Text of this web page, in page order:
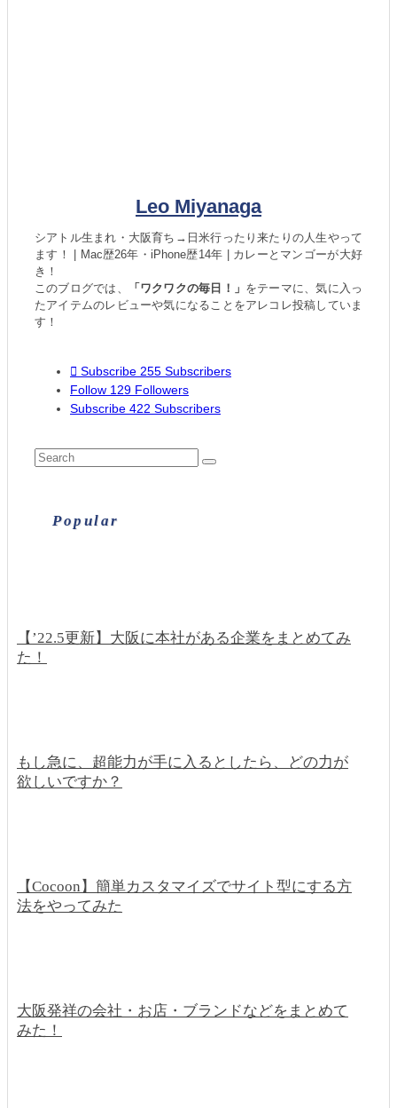
Leo Miyanaga
シアトル生まれ・大阪育ち→日米行ったり来たりの人生やって
ます！ | Mac歴26年・iPhone歴14年 | カレーとマンゴーが大好
き！
このブログでは、
「ワクワクの毎日！」 をテーマに、気に入っ
たアイテムのレビューや気になることをアレコレ投稿していま
す！
Subscribe 255 Subscribers
Follow 129 Followers
Subscribe 422 Subscribers
Popular
【’22.5更新】大阪に本社がある企業をまとめてみ
た！
もし急に、超能力が手に入るとしたら、どの力が
欲しいですか？
【Cocoon】簡単カスタマイズでサイト型にする方
法をやってみた
大阪発祥の会社・お店・ブランドなどをまとめて
みた！